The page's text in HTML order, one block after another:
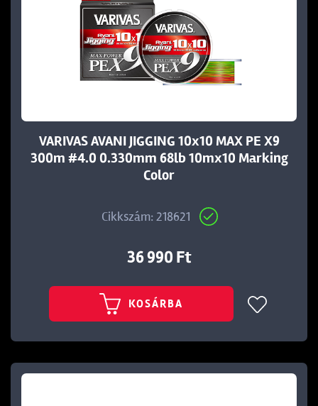
VARIVAS AVANI JIGGING 10x10 MAX PE X9
300m #4.0 0.330mm 68lb 10mx10 Marking
Color
Cikkszám: 218621
36 990 Ft
KOSÁRBA